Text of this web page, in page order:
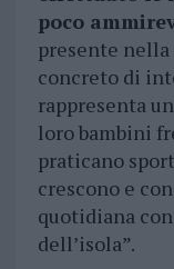
poco
presente
concreto di
rappresenta
loro bambini
praticano
crescono e
quotidiana
dell’isola”.